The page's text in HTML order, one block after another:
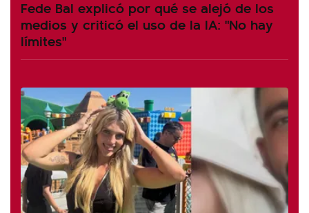
Fede Bal explicó por qué se alejó de los
medios y criticó el uso de la IA: "No hay
límites"